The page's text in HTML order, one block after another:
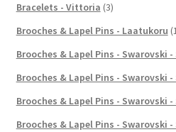
Bracelets - Vittoria (3)
Brooches & Lapel Pins - Laatukoru
Brooches & Lapel Pins - Swarovski
Brooches & Lapel Pins - Swarovski
Brooches & Lapel Pins - Swarovski
Brooches & Lapel Pins - Swarovski